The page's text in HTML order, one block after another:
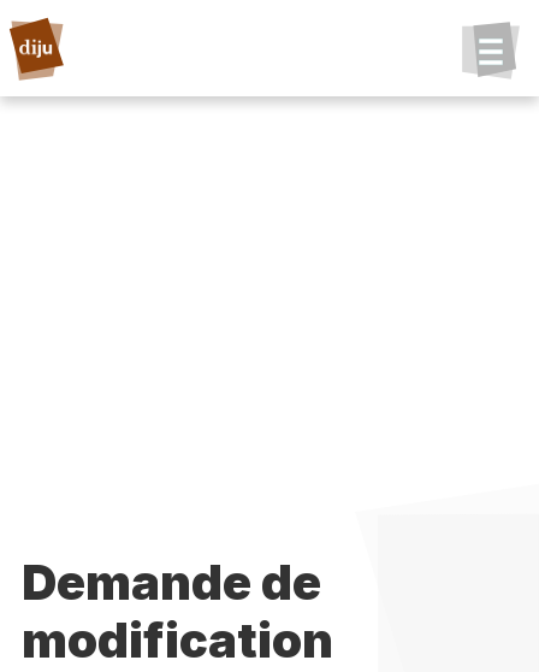
Demande de
modification